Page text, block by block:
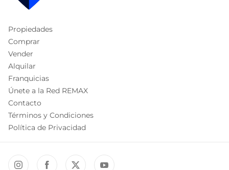
Propiedades
Comprar
Vender
Alquilar
Franquicias
Únete a la Red REMAX
Contacto
Términos y Condiciones
Política de Privacidad